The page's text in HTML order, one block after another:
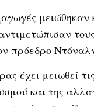
μειώθηκαν
πρόεδρο
έχει μειωθεί
και της